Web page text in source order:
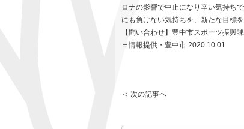
ロナの影響で中止になり辛い気持ち
にも負けない気持ちを、新たな目標
【問い合わせ】豊中市スポーツ振興
＝情報提供・豊中市 2020.10.01
＜ 次の記事へ